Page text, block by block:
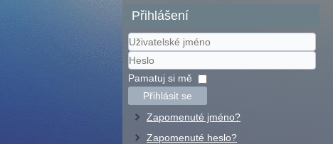
Přihlášení
Uživatelské
jméno
Heslo
Pamatuj si mě
Přihlásit se
Zapomenuté jméno?
Zapomenuté heslo?